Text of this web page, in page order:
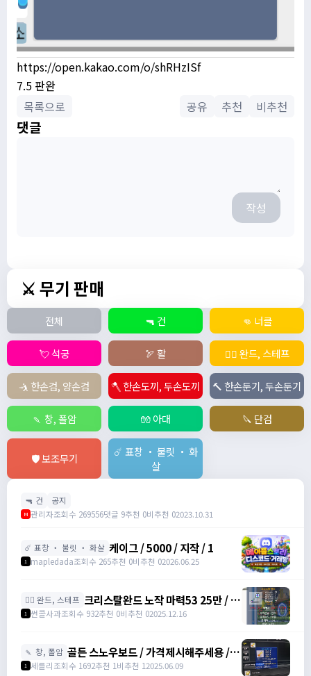
https://open.kakao.com/o/shRHzISf
7.5 판완
목록으로
공유 추천 비추천
댓글
작성
⚔️ 무기 판매
전체 🔫 건 👊 너클
💘 석궁 🏹 활 🧙‍♀️ 완드, 스테프
🤺 한손검, 양손검 🪓 한손도끼, 두손도끼 🔨 한손둔기, 두손둔기
🍡 창, 폴암 🧤 아대 🔪 단검
🛡️ 보조무기
☄️ 표창 ・ 불릿 ・ 화
살
🔫 건 공지
M 관리자조회수 269556댓글 9추천 0비추천 02023.10.31
☄️ 표창 ・ 불릿 ・ 화살 케이그 / 5000 / 지작 / 1
1 mapledada조회수 265추천 0비추천 02026.06.25
🧙‍♀️ 완드, 스테프 크리스탈완드 노작 마력53 25만 / 마
력52 15만 팝니다 / 250000 / 마력
https://open.kakao.com/o/sdHYKEcg
1 썬콜사과조회수 932추천 0비추천 02025.12.16
🍡 창, 폴암 골든 스노우보드 / 가격제시해주세용 / 골
든 스노우보드 3강 STR3 공격력60 /
1 세를리조회수 1692추천 1비추천 12025.06.09